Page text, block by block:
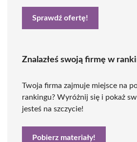
Sprawdź ofertę!
Znalazłeś swoją firmę w
Twoja firma zajmuje miejsce na
rankingu? Wyróżnij się i pokaż
jesteś na szczycie!
Pobierz materiały!